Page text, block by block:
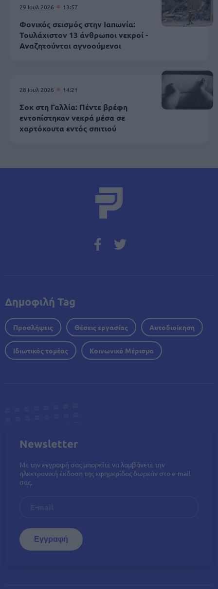
29 Ιουλ 2026 13:57
Φονικός σεισμός στην Ιαπωνία:
Τουλάχιστον 13 άνθρωποι νεκροί -
Αναζητούνται αγνοούμενοι
28 Ιουλ 2026 14:21
Σοκ στη Γαλλία: Πέντε βρέφη
εντοπίστηκαν νεκρά μέσα σε
χαρτόκουτα εντός σπιτιού
Δημοφιλή Tag
Προσλήψεις Θέσεις εργασίας Αυτοδιοίκηση
Ιδιωτικός τομέας Κοινωνικό Μέρισμα
Newsletter
Με την εγγραφή σας μπορείτε να λαμβάνετε την
ηλεκτρονική έκδοση της εφημερίδας δωρεάν στο e-mail
σας.